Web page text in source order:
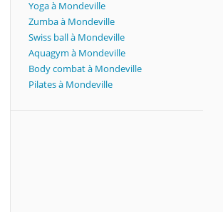
Yoga à Mondeville
Zumba à Mondeville
Swiss ball à Mondeville
Aquagym à Mondeville
Body combat à Mondeville
Pilates à Mondeville